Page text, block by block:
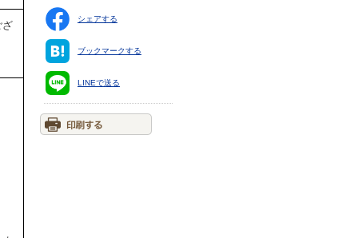
ざ シェアする
ブックマークする
LINEで送る